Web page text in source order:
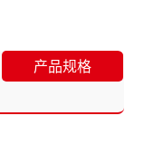
产品规格